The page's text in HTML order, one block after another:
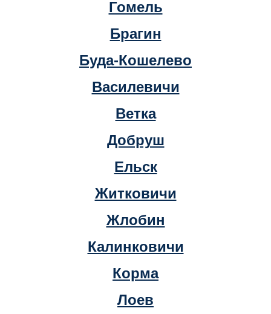
Гомель
Брагин
Буда-Кошелево
Василевичи
Ветка
Добруш
Ельск
Житковичи
Жлобин
Калинковичи
Корма
Лоев